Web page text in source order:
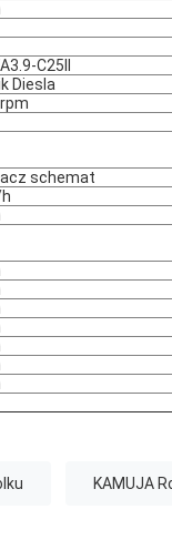
C25II
Diesla
schemat
KAMUJA